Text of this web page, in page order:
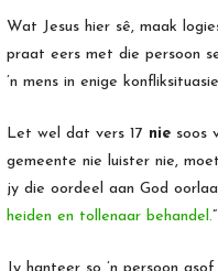
Wat Jesus hier sê, maak
praat eers met die persoon
’n mens in enige
Let wel dat vers 17 nie soos
gemeente nie luister nie,
jy die oordeel aan God
heiden en tollenaar behandel.